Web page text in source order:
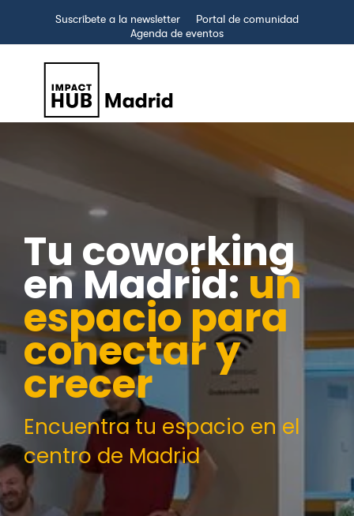
Suscríbete a la newsletter
Portal de comunidad
Agenda de eventos
Tu coworking
en Madrid:un
espacio para
conectar y
crecer
Encuentra tu espacio en el
centro de Madrid